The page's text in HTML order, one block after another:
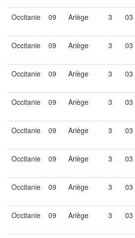
Occitanie
09 Ariège 3 03
Occitanie 09 Ariège 3 03
Occitanie 09 Ariège 3 03
Occitanie 09 Ariège 3 03
Occitanie 09 Ariège 3 03
Occitanie 09 Ariège 3 03
Occitanie 09 Ariège 3 03
Occitanie 09 Ariège 3 03